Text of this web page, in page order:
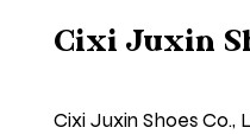
Cixi Juxin
Cixi Juxin Shoes